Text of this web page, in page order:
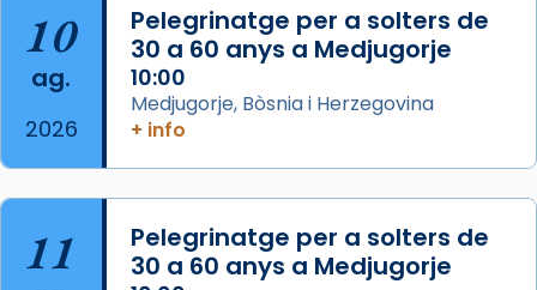
Aquest dilluns, 27 de juliol, ha tingut lloc la
missa d’acció de gràcies en agraïment al
comitè organitzador de la visita apostòlica
del Sant Pare Lleó XIV a Barcelona, i als
col·laboradors, a la Catedral de Barcelona.
L’arquebisbe de Barcelona, el cardenal Joan
Josep Omella, ha presidit la missa i l’ha
concelebrat el bisbe auxiliar de Barcelona,
Mons. David Abadías.
10
ag.
2026
Pelegrinatge per a solters de
30 a 60 anys a Medjugorje
10:00
Medjugorje, Bòsnia i Herzegovina
+ info
11
Pelegrinatge per a solters de
30 a 60 anys a Medjugorje